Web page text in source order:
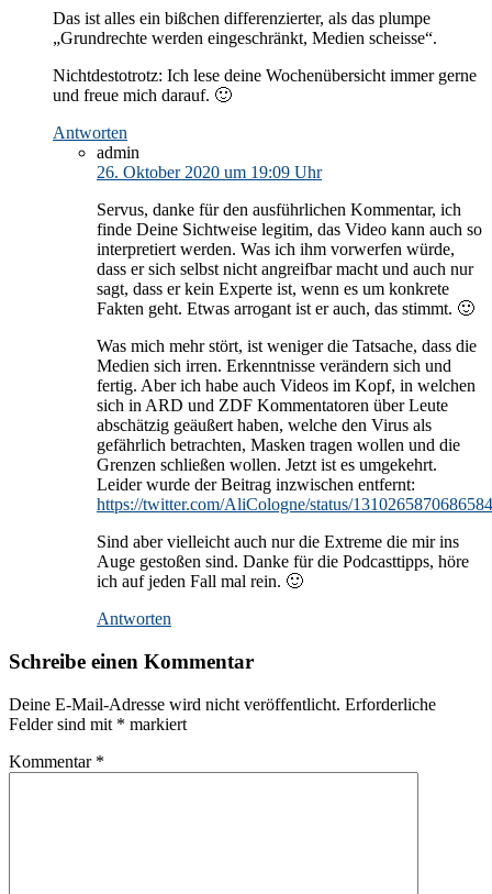
Das ist alles ein bißchen differenzierter, als das plumpe
„Grundrechte werden eingeschränkt, Medien scheisse“.
Nichtdestotrotz: Ich lese deine Wochenübersicht immer gerne
und freue mich darauf. 🙂
Antworten
admin
26. Oktober 2020 um 19:09 Uhr
Servus, danke für den ausführlichen Kommentar, ich
finde Deine Sichtweise legitim, das Video kann auch so
interpretiert werden. Was ich ihm vorwerfen würde,
dass er sich selbst nicht angreifbar macht und auch nur
sagt, dass er kein Experte ist, wenn es um konkrete
Fakten geht. Etwas arrogant ist er auch, das stimmt. 🙂
Was mich mehr stört, ist weniger die Tatsache, dass die
Medien sich irren. Erkenntnisse verändern sich und
fertig. Aber ich habe auch Videos im Kopf, in welchen
sich in ARD und ZDF Kommentatoren über Leute
abschätzig geäußert haben, welche den Virus als
gefährlich betrachten, Masken tragen wollen und die
Grenzen schließen wollen. Jetzt ist es umgekehrt.
Leider wurde der Beitrag inzwischen entfernt:
https://twitter.com/AliCologne/status/
Sind aber vielleicht auch nur die Extreme die mir ins
Auge gestoßen sind. Danke für die Podcasttipps, höre
ich auf jeden Fall mal rein. 🙂
Antworten
Schreibe einen Kommentar
Deine E-Mail-Adresse wird nicht veröffentlicht. Erforderliche
Felder sind mit * markiert
Kommentar *